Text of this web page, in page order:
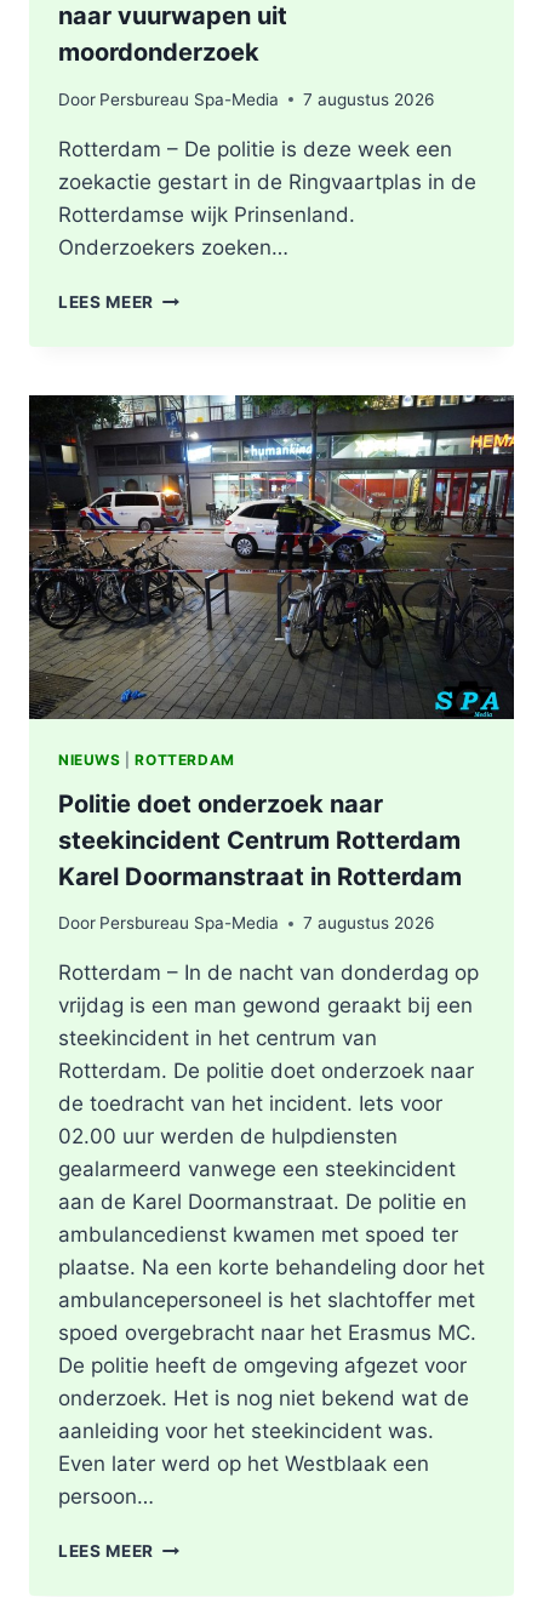
naar vuurwapen uit
moordonderzoek
Door Persbureau Spa-Media 7 augustus 2026
Rotterdam – De politie is deze week een
zoekactie gestart in de Ringvaartplas in de
Rotterdamse wijk Prinsenland.
Onderzoekers zoeken…
LEES MEER POLITIE
VUURWAPEN
UIT
MOORDONDERZOEK
NIEUWS |ROTTERDAM
Politie doet onderzoek naar
steekincident Centrum Rotterdam
Karel Doormanstraat in Rotterdam
Door Persbureau Spa-Media 7 augustus 2026
Rotterdam – In de nacht van donderdag op
vrijdag is een man gewond geraakt bij een
steekincident in het centrum van
Rotterdam. De politie doet onderzoek naar
de toedracht van het incident. Iets voor
02.00 uur werden de hulpdiensten
gealarmeerd vanwege een steekincident
aan de Karel Doormanstraat. De politie en
ambulancedienst kwamen met spoed ter
plaatse. Na een korte behandeling door het
ambulancepersoneel is het slachtoffer met
spoed overgebracht naar het Erasmus MC.
De politie heeft de omgeving afgezet voor
onderzoek. Het is nog niet bekend wat de
aanleiding voor het steekincident was.
Even later werd op het Westblaak een
persoon…
LEES MEER POLITIE